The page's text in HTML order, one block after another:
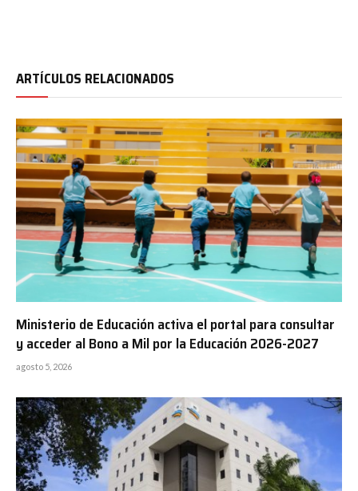
ARTÍCULOS RELACIONADOS
Ministerio de Educación activa el portal para consultar
y acceder al Bono a Mil por la Educación 2026-2027
agosto 5, 2026